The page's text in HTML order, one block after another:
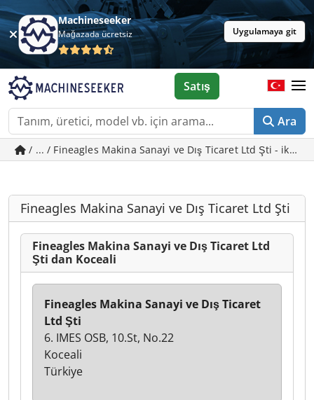
Machineseeker
Mağazada ücretsiz Uygulamaya git
Ara
Satış
/ ... / Fineagles Makina Sanayi ve Dış Ticaret Ltd Şti -
Fineagles Makina Sanayi ve Dış Ticaret Ltd Şti
Fineagles Makina Sanayi ve Dış Ticaret Ltd
Şti dan Koceali
Fineagles Makina Sanayi ve Dış Ticaret
Ltd Şti
6. IMES OSB, 10.St, No.22
Koceali
Türkiye